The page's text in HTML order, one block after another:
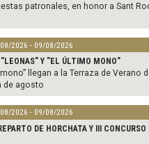
patronales, en honor a Sant
2026 - 09/08/2026
"LEONAS" Y "EL ÚLTIMO MONO"
llegan a la Terraza de Verano
de agosto
2026 - 09/08/2026
DE HORCHATA Y III CONCURSO